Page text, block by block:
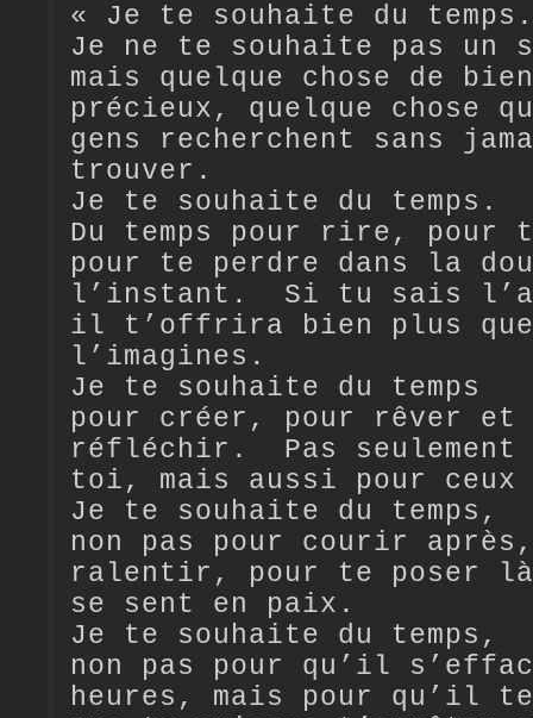
« Je te souhaite du temps.
Je ne te souhaite pas un
mais quelque chose de
précieux, quelque chose
gens recherchent sans
trouver.
Je te souhaite du temps.
Du temps pour rire, pour
pour te perdre dans la
l’instant. Si tu sais
il t’offrira bien plus
l’imagines.
Je te souhaite du temps
pour créer, pour rêver et
réfléchir. Pas seulement
toi, mais aussi pour ceux
Je te souhaite du temps,
non pas pour courir
ralentir, pour te poser
se sent en paix.
Je te souhaite du temps,
non pas pour qu’il
heures, mais pour qu’il